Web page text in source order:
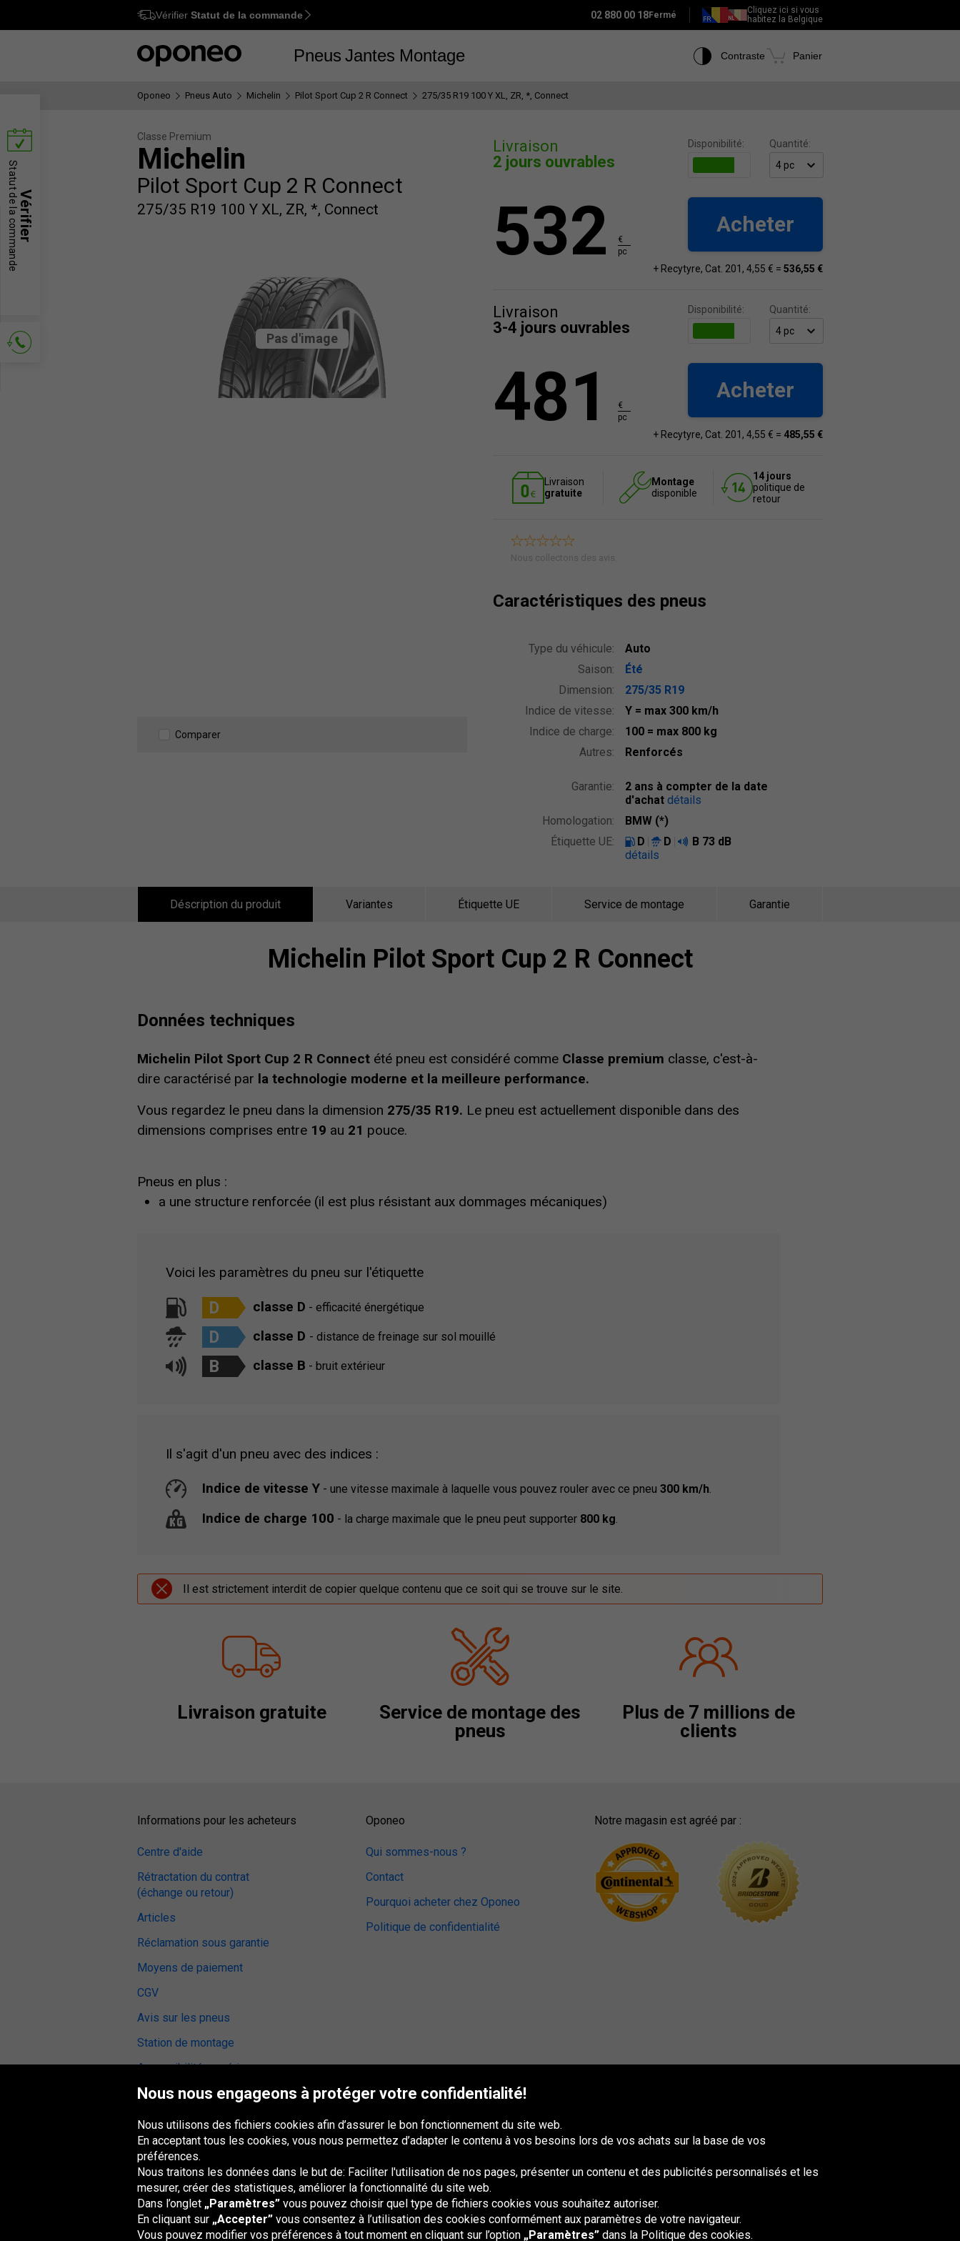
Ctrl M
Vérifier Statut de la commande 02 880 00 18Fermé
Cliquez ici si vous
habitez la Belgique
Pneus Jantes Montage Contraste Panier
Oponeo Pneus Auto Michelin Pilot Sport Cup 2 R Connect 275/35 R19 100 Y XL, ZR, *, Connect
Classe Premium
Michelin
Pilot Sport Cup 2 R Connect
275/35 R19 100 Y XL, ZR, *, Connect
Pas d'image
Comparer
Livraison
2 jours ouvrables
Disponibilité: Quantité:
532
€
pc
Acheter
+ Recytyre, Cat. 201, 4,55 € = 536,55 €
Livraison
3-4 jours ouvrables
Disponibilité: Quantité:
481
€
pc
Acheter
+ Recytyre, Cat. 201, 4,55 € = 485,55 €
Livraison
gratuite
Montage
disponible
14 jours
politique de
retour
Nous collectons des avis.
Caractéristiques des pneus
Type du véhicule:
Auto
Saison:
Été
Dimension:
275/35 R19
Indice de vitesse:
Y = max 300 km/h
Indice de charge:
100 = max 800 kg
Autres:
Renforcés
Garantie:
2 ans à compter de la date
d'achat détails
Homologation:
BMW (*)
Étiquette UE:
D D B 73 dB
détails
Déscription du produit Variantes Étiquette UE Service de montage Garantie
Michelin Pilot Sport Cup 2 R Connect
Données techniques
Michelin Pilot Sport Cup 2 R Connect été pneu est considéré comme Classe premium classe, c'est-à-
dire caractérisé par la technologie moderne et la meilleure performance.
Vous regardez le pneu dans la dimension 275/35 R19. Le pneu est actuellement disponible dans des
dimensions comprises entre 19 au 21 pouce.
Pneus en plus :
a une structure renforcée (il est plus résistant aux dommages mécaniques)
Voici les paramètres du pneu sur l'étiquette
D classe D - efficacité énergétique
D classe D - distance de freinage sur sol mouillé
B classe B - bruit extérieur
Il s'agit d'un pneu avec des indices :
Indice de vitesse Y - une vitesse maximale à laquelle vous pouvez rouler avec ce pneu 300 km/h.
Indice de charge 100 - la charge maximale que le pneu peut supporter 800 kg.
Il est strictement interdit de copier quelque contenu que ce soit qui se trouve sur le site.
Livraison gratuite
Service de montage des
pneus
Plus de 7 millions de
clients
Vérifier
Statut de la commande
Informations pour les acheteurs
Centre d'aide
Rétractation du contrat
(échange ou retour)
Articles
Réclamation sous garantie
Moyens de paiement
CGV
Avis sur les pneus
Station de montage
Accessibilité numérique
Oponeo
Qui sommes-nous ?
Contact
Pourquoi acheter chez Oponeo
Politique de confidentialité
Notre magasin est agréé par :
Groupe Oponeo
Česká
republika
Deutschland Éire España France Italia MagyarországNederland Österreich Polska
Slovenská
republika
United
Kingdom
Nous nous engageons à protéger votre confidentialité!
Nous utilisons des fichiers cookies afin d’assurer le bon fonctionnement du site web.
En acceptant tous les cookies, vous nous permettez d’adapter le contenu à vos besoins lors de vos achats sur la base de vos
préférences.
Nous traitons les données dans le but de: Faciliter l'utilisation de nos pages, présenter un contenu et des publicités personnalisés et les
mesurer, créer des statistiques, améliorer la fonctionnalité du site web.
Dans l’onglet „Paramètres” vous pouvez choisir quel type de fichiers cookies vous souhaitez autoriser.
En cliquant sur „Accepter” vous consentez à l’utilisation des cookies conformément aux paramètres de votre navigateur.
Vous pouvez modifier vos préférences à tout moment en cliquant sur l’option „Paramètres” dans la Politique des cookies.